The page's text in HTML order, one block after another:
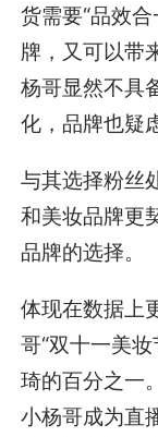
货需要“品效
牌，又可以带
杨哥显然不具
化，品牌也疑
与其选择粉丝
和美妆品牌更
品牌的选择。
体现在数据上
哥“双十一美
琦的百分之一
小杨哥成为直